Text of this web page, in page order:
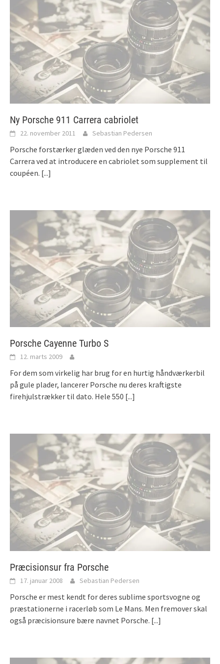
Ny Porsche 911 Carrera cabriolet
22. november 2011 Sebastian Pedersen
Porsche forstærker glæden ved den nye Porsche 911
Carrera ved at introducere en cabriolet som supplement til
coupéen. [...]
Porsche Cayenne Turbo S
12. marts 2009
For dem som virkelig har brug for en hurtig håndværkerbil
på gule plader, lancerer Porsche nu deres kraftigste
firehjulstrækker til dato. Hele 550 [...]
Præcisionsur fra Porsche
17. januar 2008 Sebastian Pedersen
Porsche er mest kendt for deres sublime sportsvogne og
præstationerne i racerløb som Le Mans. Men fremover skal
også præcisionsure bære navnet Porsche. [...]